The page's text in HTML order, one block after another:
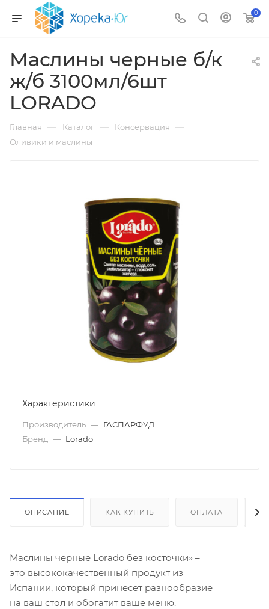
0
Маслины черные б/к
ж/б 3100мл/6шт
LORADO
Главная — Каталог — Консервация —
Оливики и маслины
Характеристики
Производитель — ГАСПАРФУД
Бренд — Lorado
ОПИСАНИЕ КАК КУПИТЬ ОПЛАТА
Маслины черные Lorado без косточки» –
это высококачественный продукт из
Испании, который принесет разнообразие
на ваш стол и обогатит ваше меню.